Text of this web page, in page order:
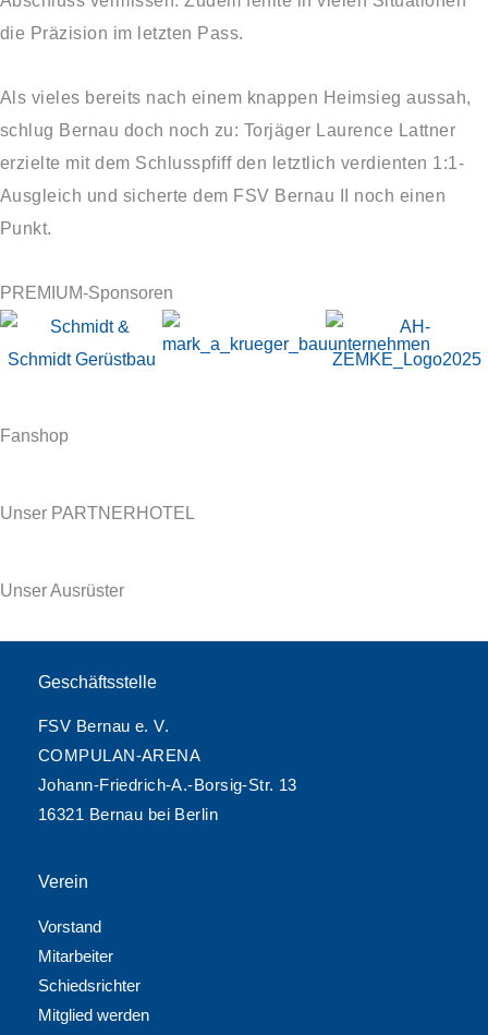
die Präzision im letzten Pass.
Als vieles bereits nach einem knappen Heimsieg aussah,
schlug Bernau doch noch zu: Torjäger Laurence Lattner
erzielte mit dem Schlusspfiff den letztlich verdienten 1:1-
Ausgleich und sicherte dem FSV Bernau II noch einen
Punkt.
PREMIUM-Sponsoren
Fanshop
Unser PARTNERHOTEL
Unser Ausrüster
Geschäftsstelle
FSV Bernau e. V.
COMPULAN-ARENA
Johann-Friedrich-A.-Borsig-Str. 13
16321 Bernau bei Berlin
Verein
Vorstand
Mitarbeiter
Schiedsrichter
Mitglied werden